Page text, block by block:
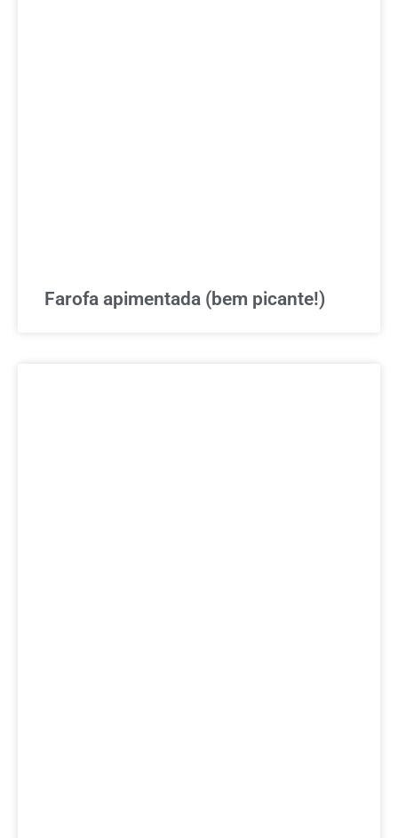
Farofa apimentada (bem picante!)